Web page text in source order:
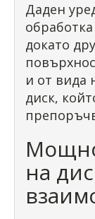
Даден
докато
и от вида
диск,
на